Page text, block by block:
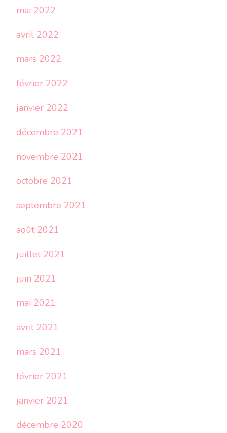
mai 2022
avril 2022
mars 2022
février 2022
janvier 2022
décembre 2021
novembre 2021
octobre 2021
septembre 2021
août 2021
juillet 2021
juin 2021
mai 2021
avril 2021
mars 2021
février 2021
janvier 2021
décembre 2020